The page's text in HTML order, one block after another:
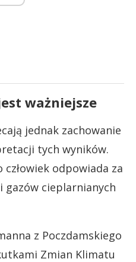
ważniejsze
jednak zachowanie
tych wyników.
odpowiada za
gazów cieplarnianych
z Poczdamskiego
Zmian Klimatu